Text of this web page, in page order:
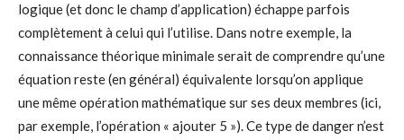
logique (et donc le champ d’application) échappe parfois
complètement à celui qui l’utilise. Dans notre exemple, la
connaissance théorique minimale serait de comprendre qu’une
équation reste (en général) équivalente lorsqu’on applique
une même opération mathématique sur ses deux membres (ici,
par exemple, l’opération « ajouter 5 »). Ce type de danger n’est